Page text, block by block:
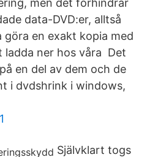
men det förhindrar
data-DVD:er, alltså
göra en exakt kopia med
ladda ner hos våra Det
en del av dem och de
i dvdshrink i windows,
Självklart togs